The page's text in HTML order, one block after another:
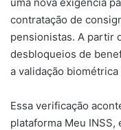
contratação de
pensionistas. A partir
desbloqueios de
a validação
Essa verificação
plataforma Meu